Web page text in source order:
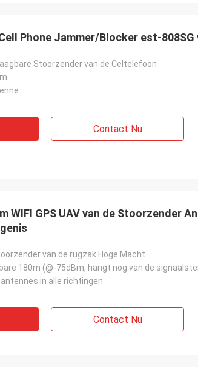
Phone Jammer/Blocker est-808SG
Stoorzender van de Celtelefoon
Contact Nu
WIFI GPS UAV van de Stoorzender
van de rugzak Hoge Macht
in alle richtingen
Contact Nu